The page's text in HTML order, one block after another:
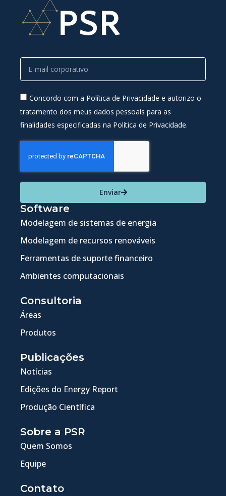
Concordo com a Política de Privacidade e autorizo o
tratamento dos meus dados pessoais para as
finalidades especificadas na Política de Privacidade.
Enviar
Software
Modelagem de sistemas de energia
Modelagem de recursos renováveis
Ferramentas de suporte financeiro
Ambientes computacionais
Consultoria
Áreas
Produtos
Publicações
Notícias
Edições do Energy Report
Produção Científica
Sobre a PSR
Quem Somos
Equipe
Contato